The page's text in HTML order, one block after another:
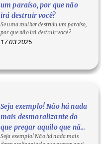
um paraíso, por que não
irá destruir você?
Se uma mulher destruiu um paraíso,
por que não irá destruir você?
17.03.2025
Seja exemplo! Não há nada
mais desmoralizante do
que pregar aquilo que não
vive.
Seja exemplo! Não há nada mais